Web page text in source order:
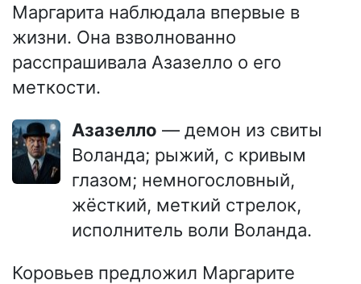
Маргарита наблюдала впервые в
жизни. Она взволнованно
расспрашивала Азазелло о его
меткости.
Азазелло — демон из свиты
Воланда; рыжий, с кривым
глазом; немногословный,
жёсткий, меткий стрелок,
исполнитель воли Воланда.
Коровьев предложил Маргарите